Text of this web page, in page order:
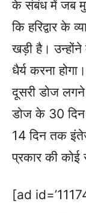
के संबंध में जब
कि हरिद्वार के
खड़ी है।
धैर्य करना
दूसरी डोज लगने
डोज के 30 दिन
14 दिन तक
प्रकार की कोई
[ad